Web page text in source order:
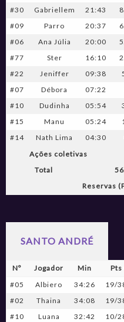
#30 Gabriellem 21:43
#09
Parro 20:37
#06
Ana Júlia 20:00
#77
Ster 16:10
#22
Jeniffer 09:38
#07
Débora 07:22
#10
Dudinha 05:54
#15
Manu 05:24
#14
Nath Lima 04:30
Ações coletivas
Total
Reservas
SANTO ANDRÉ
Nº Jogador Min Pts
#05
Albiero 34:26 19/
#02
Thaina 34:08 19/
#10
Luana 32:42 10/